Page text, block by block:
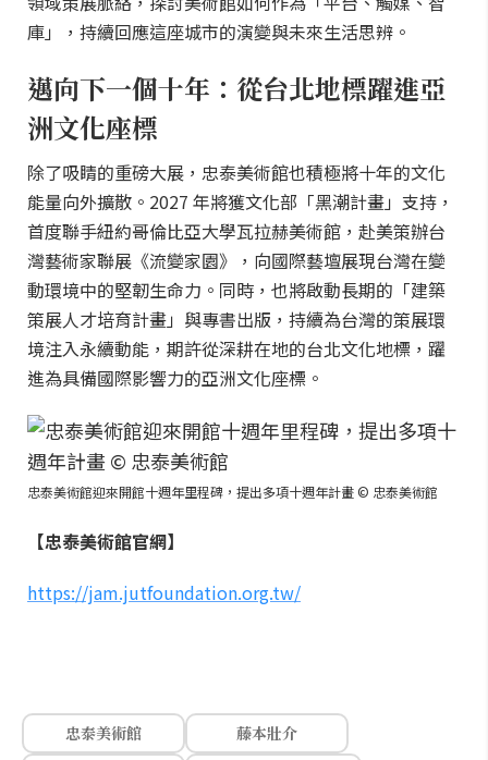
庫」，持續回應這座城市的演變與未來生活思辨。
邁向下一個十年：從台北地標躍進亞
洲文化座標
除了吸睛的重磅大展，忠泰美術館也積極將十年的文化
能量向外擴散。2027 年將獲文化部「黑潮計畫」支持，
首度聯手紐約哥倫比亞大學瓦拉赫美術館，赴美策辦台
灣藝術家聯展《流變家園》，向國際藝壇展現台灣在變
動環境中的堅韌生命力。同時，也將啟動長期的「建築
策展人才培育計畫」與專書出版，持續為台灣的策展環
境注入永續動能，期許從深耕在地的台北文化地標，躍
進為具備國際影響力的亞洲文化座標。
忠泰美術館迎來開館十週年里程碑，提出多項十週年計畫 © 忠泰美術館
【忠泰美術館官網】
https://jam.jutfoundation.org.tw/
忠泰美術館
藤本壯介